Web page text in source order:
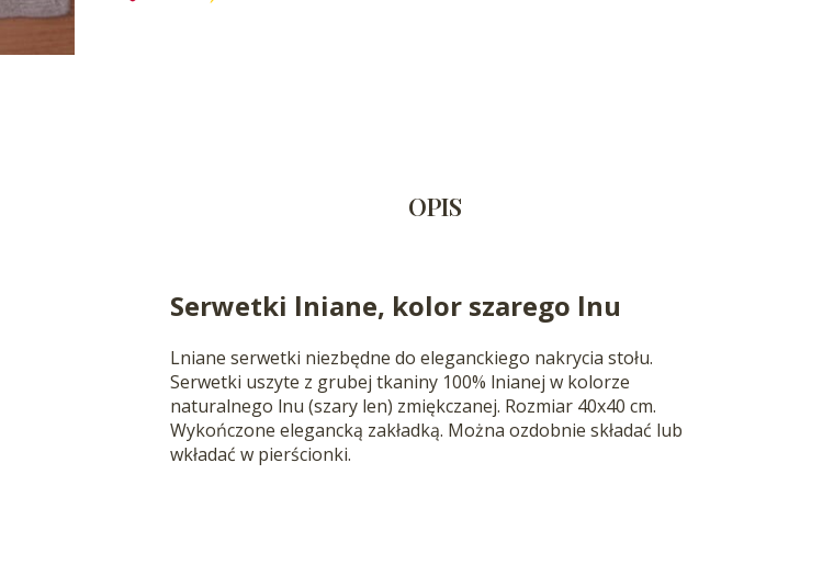
OPIS
Serwetki lniane, kolor szarego lnu
Lniane serwetki niezbędne do eleganckiego nakrycia stołu.
Serwetki uszyte z grubej tkaniny 100% lnianej w kolorze
naturalnego lnu (szary len) zmiękczanej. Rozmiar 40x40 cm.
Wykończone elegancką zakładką. Można ozdobnie składać lub
wkładać w pierścionki.